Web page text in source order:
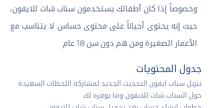
وخصوصاً إذا كان أطفالك يستخدمون سناب شات للايفون،
حيث إنه يحتوى أحياناً على محتوى حساس لا يتناسب مع
الأعمار الصغيرة ومن هم دون سن 18 عام.
جدول المحتويات
تنزيل سناب ايفون التحديث الجديد لمشاركة اللحظات السعيدة
حول السناب شات للايفون وما يوفره لك